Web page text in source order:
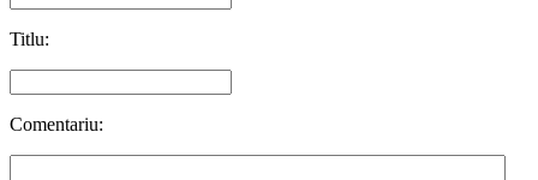
Titlu:
Comentariu: